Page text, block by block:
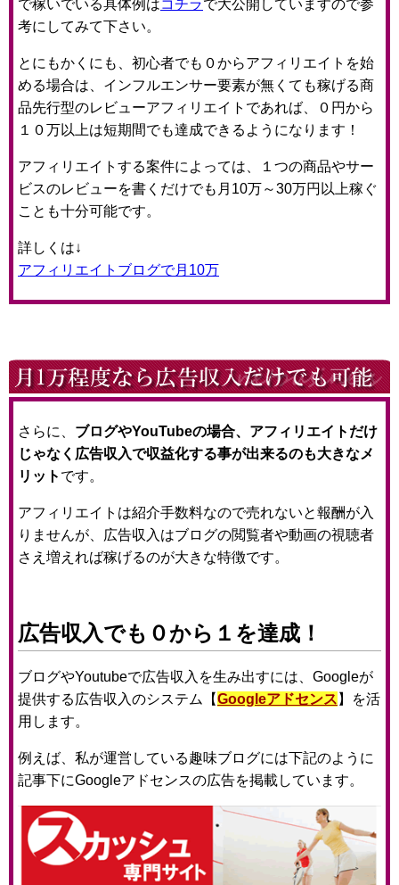
で稼いでいる具体例はコチラで大公開していますので参
考にしてみて下さい。
とにもかくにも、初心者でも０からアフィリエイトを始
める場合は、インフルエンサー要素が無くても稼げる商
品先行型のレビューアフィリエイトであれば、０円から
１０万以上は短期間でも達成できるようになります！
アフィリエイトする案件によっては、１つの商品やサー
ビスのレビューを書くだけでも月10万～30万円以上稼ぐ
ことも十分可能です。
詳しくは↓
アフィリエイトブログで月10万
さらに、 ブログやYouTubeの場合、アフィリエイトだけ
じゃなく広告収入で収益化する事が出来るのも大きなメ
リット です。
アフィリエイトは紹介手数料なので売れないと報酬が入
りませんが、広告収入はブログの閲覧者や動画の視聴者
さえ増えれば稼げるのが大きな特徴です。
広告収入でも０から１を達成！
ブログやYoutubeで広告収入を生み出すには、Googleが
提供する広告収入のシステム【Googleアドセンス 】を活
用します。
例えば、私が運営している趣味ブログには下記のように
記事下にGoogleアドセンスの広告を掲載しています。